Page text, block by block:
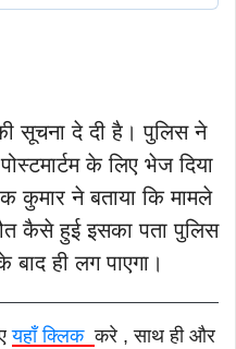
सूचना दे दी है। पुलिस ने
के लिए भेज दिया
ने बताया कि मामले
कैसे हुई इसका पता पुलिस
बाद ही लग पाएगा।
यहाँ क्लिककरे , साथ ही और